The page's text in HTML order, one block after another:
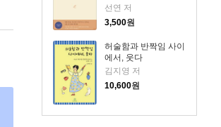
선연 저
3,500원
허술함과 반짝임 사이
에서, 웃다
김지영 저
10,600원